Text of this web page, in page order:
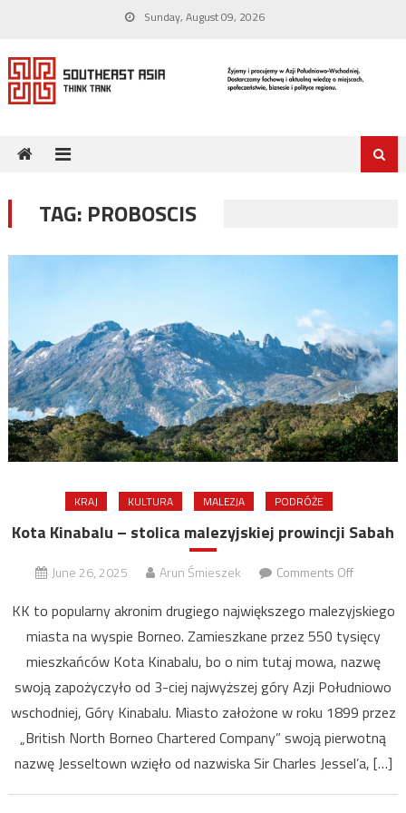
content
Sunday, August 09, 2026
TAG: PROBOSCIS
KRAJ KULTURA MALEZJA PODRÓŻE
Kota Kinabalu – stolica malezyjskiej prowincji Sabah
June 26, 2025 Arun Śmieszek Comments Offon
Kinabalu
–
stolica
prowincji
Sabah
KK to popularny akronim drugiego największego malezyjskiego
miasta na wyspie Borneo. Zamieszkane przez 550 tysięcy
mieszkańców Kota Kinabalu, bo o nim tutaj mowa, nazwę
swoją zapożyczyło od 3-ciej najwyższej góry Azji Południowo
wschodniej, Góry Kinabalu. Miasto założone w roku 1899 przez
„British North Borneo Chartered Company” swoją pierwotną
nazwę Jesseltown wzięło od nazwiska Sir Charles Jessel’a, […]